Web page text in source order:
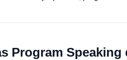
Program